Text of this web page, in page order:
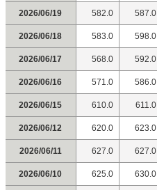
2026/06/19 582.0 587.0
2026/06/18 583.0 598.0
2026/06/17 568.0 592.0
2026/06/16 571.0 586.0
2026/06/15 610.0 611.0
2026/06/12 620.0 623.0
2026/06/11 627.0 627.0
2026/06/10 625.0 630.0